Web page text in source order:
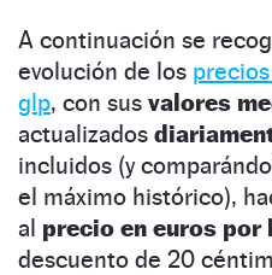
A continuación se
evolución de los precios
glp, con sus valores
actualizados
incluidos (y
el máximo histórico),
al precio en euros
descuento de 20